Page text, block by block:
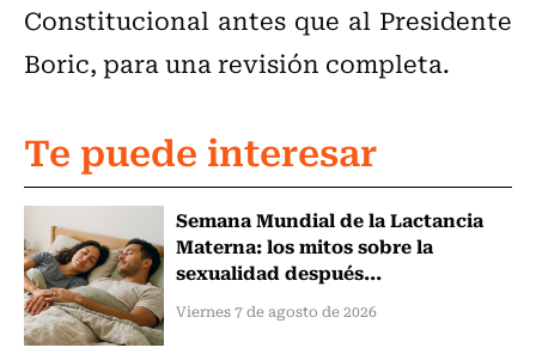
Constitucional antes que al Presidente
Boric, para una revisión completa.
Te puede interesar
Semana Mundial de la Lactancia
Materna: los mitos sobre la
sexualidad después...
Viernes 7 de agosto de 2026